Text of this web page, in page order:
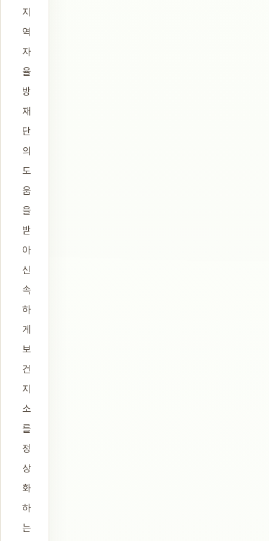
지
역
자
율
방
재
단
의
도
움
을
받
아
신
속
하
게
보
건
지
소
를
정
상
화
하
는